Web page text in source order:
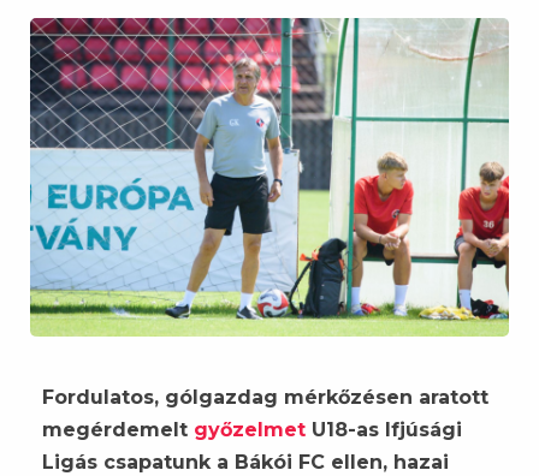
Fordulatos, gólgazdag mérkőzésen aratott
megérdemelt győzelmet U18-as Ifjúsági
Ligás csapatunk a Bákói FC ellen, hazai